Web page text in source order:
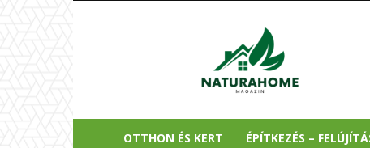
OTTHON ÉS KERT ÉPÍTKEZÉS –